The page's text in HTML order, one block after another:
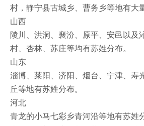
村，静宁县古城乡、曹务乡等地有大
山西
陵川、洪洞、襄汾、原平、安邑以及
村、杏林、苏庄等均有苏姓分布。
山东
淄博、莱阳、济阳、烟台、宁津、寿
丘等地有苏姓分布。
河北
青龙的小马七彩乡青河沿等地有苏姓